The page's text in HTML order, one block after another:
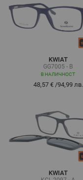
KWIAT
GG7005 - B
В НАЛИЧНОСТ
48,57 €/94,99 лв.
KWIAT